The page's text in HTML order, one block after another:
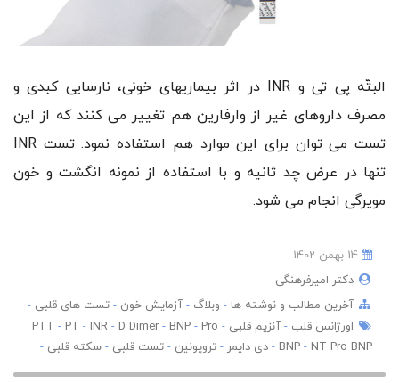
البتّه پی تی و INR در اثر بیماریهای خونی، نارسایی کبدی و
مصرف داروهای غیر از وارفارین هم تغییر می کنند که از این
تست می توان برای این موارد هم استفاده نمود. تست INR
تنها در عرض چد ثانیه و با استفاده از نمونه انگشت و خون
مویرگی انجام می شود.
دکتر امیرفرهنگی
آخرین مطالب و نوشته ها - وبلاگ - آزمایش خون - تست های قلبی -
اورژانس قلب - آنزیم قلبی -
PTT-PT-INR-D Dimer-BNP-Pro
BNP - NT Pro BNP
- دی دایمر - تروپونین - تست قلبی - سکته قلبی -